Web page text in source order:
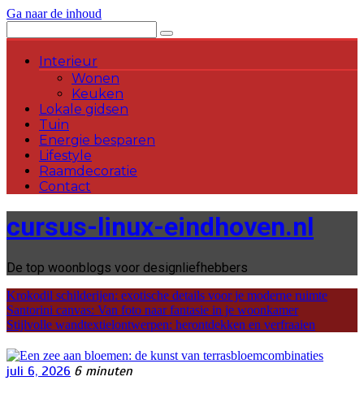
Ga naar de inhoud
Interieur
Wonen
Keuken
Lokale gidsen
Tuin
Energie besparen
Lifestyle
Raamdecoratie
Contact
cursus-linux-eindhoven.nl
De top woonblogs voor designliefhebbers
Krokodil schilderijen: exotische details voor je moderne ruimte
Santorini canvas: Van foto naar fantasie in je woonkamer
Stijlvolle wandtextielontwerpen: herontdekken en verfraaien
juli 6, 2026 6 minuten